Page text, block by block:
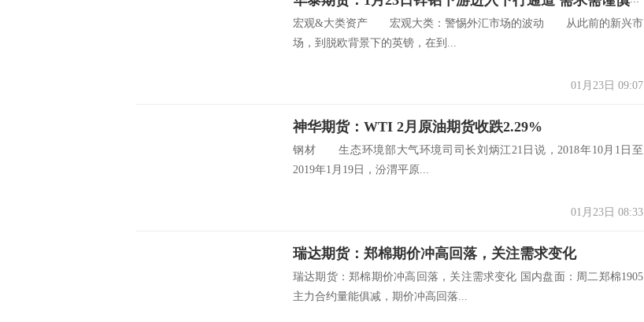
宏观&大类资产 宏观大类：警惕外汇市场的波动 从此前的新兴市
场，到脱欧背景下的英镑，在到...
01月23日 09:07
神华期货：WTI 2月原油期货收跌2.29%
钢材 生态环境部大气环境司司长刘炳江21日说，2018年10月1日至
2019年1月19日，汾渭平原...
01月23日 08:33
瑞达期货：郑棉期价冲高回落，关注需求变化
瑞达期货：郑棉期价冲高回落，关注需求变化 国内盘面：周二郑棉1905
主力合约量能俱减，期价冲高回落...